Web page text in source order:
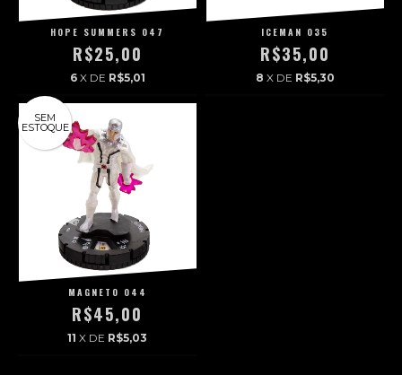
HOPE SUMMERS 047
R$25,00
6 X DE R$5,01
ICEMAN 035
R$35,00
8 X DE R$5,30
SEM
ESTOQUE
MAGNETO 044
R$45,00
11 X DE R$5,03